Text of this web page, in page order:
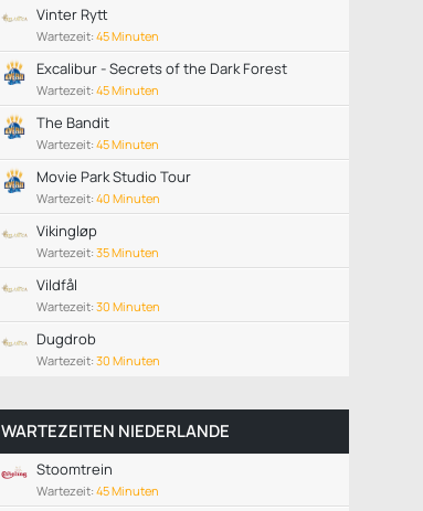
Vinter Rytt
Wartezeit: 45 Minuten
Excalibur - Secrets of the Dark Forest
Wartezeit: 45 Minuten
The Bandit
Wartezeit: 45 Minuten
Movie Park Studio Tour
Wartezeit: 40 Minuten
Vikingløp
Wartezeit: 35 Minuten
Vildfål
Wartezeit: 30 Minuten
Dugdrob
Wartezeit: 30 Minuten
WARTEZEITEN NIEDERLANDE
Stoomtrein
Wartezeit: 45 Minuten